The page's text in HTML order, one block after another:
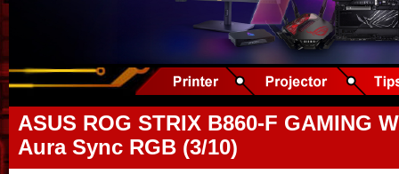
ASUS ROG STRIX B860-F GAMING
Aura Sync RGB (3/10)